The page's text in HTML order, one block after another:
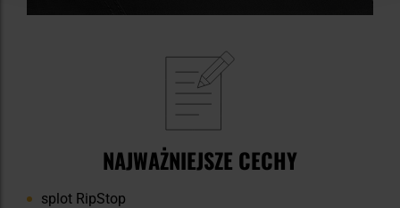
NAJWAŻNIEJSZE CECHY
splot RipStop